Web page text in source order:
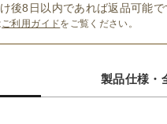
後8日以内であれば返品可能で
ご利用ガイドをご覧ください。
製品仕様・